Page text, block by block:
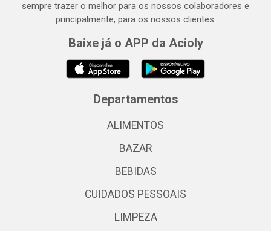
sempre trazer o melhor para os nossos colaboradores e
principalmente, para os nossos clientes.
Baixe já o APP da Acioly
Departamentos
ALIMENTOS
BAZAR
BEBIDAS
CUIDADOS PESSOAIS
LIMPEZA